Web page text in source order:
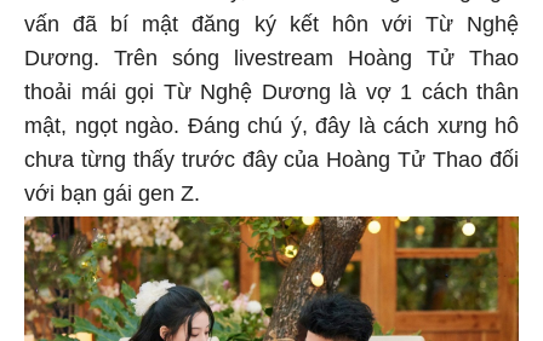
vấn đã bí mật đăng ký kết hôn với Từ Nghệ
Dương. Trên sóng livestream Hoàng Tử Thao
thoải mái gọi Từ Nghệ Dương là vợ 1 cách thân
mật, ngọt ngào. Đáng chú ý, đây là cách xưng hô
chưa từng thấy trước đây của Hoàng Tử Thao đối
với bạn gái gen Z.